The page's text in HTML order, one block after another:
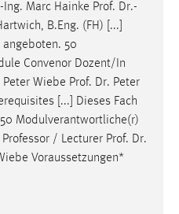
Marc Hainke Prof. Dr.-
B.Eng. (FH) [...]
50
Convenor Dozent/In
Wiebe Prof. Dr. Peter
[...] Dieses Fach
Modulverantwortliche(r)
Professor / Lecturer Prof. Dr.
Voraussetzungen*